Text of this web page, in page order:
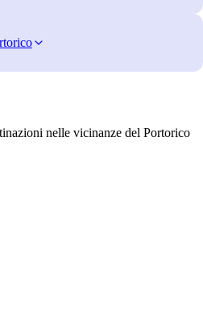
nelle vicinanze del Portorico